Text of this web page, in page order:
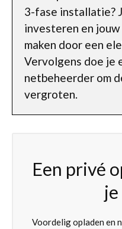
3-fase installatie?
investeren en
maken door een
Vervolgens doe je
netbeheerder om
vergroten.
Een privé
je
Voordelig opladen en